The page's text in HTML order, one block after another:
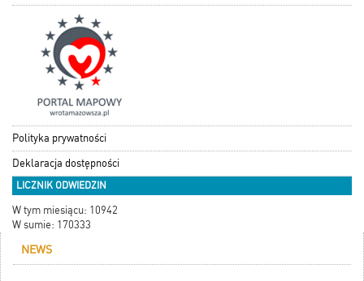
Polityka prywatności
Deklaracja dostępności
LICZNIK ODWIEDZIN
W tym miesiącu: 10942
W sumie: 170333
NEWS